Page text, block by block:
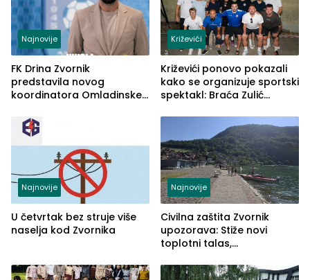
Najnovije
FK Drina Zvornik
predstavila novog
koordinatora Omladinske
Križevići
Križevići ponovo pokazali
kako se organizuje sportski
spektakl: Braća Zulić
Najnovije
U četvrtak bez struje više
naselja kod Zvornika
Najnovije
Civilna zaštita Zvornik
upozorava: Stiže novi
toplotni talas,